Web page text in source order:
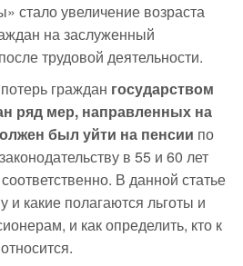
стало увеличение возраста
на заслуженный
трудовой деятельности.
граждан государством
ряд мер, направленных на
был уйти на пенсии по
в 55 и 60 лет
В данной статье
и какие полагаются льготы и
и как определить, кто к